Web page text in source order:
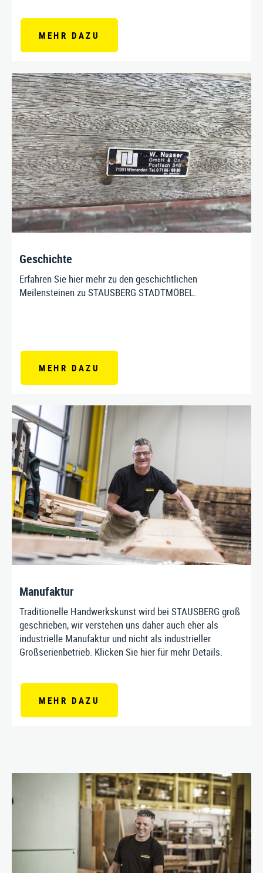
Tel. +43/7258/5711
E‑Mail:
Impressum|Datenschutz|AGB
MEHR DAZU
Geschichte
Erfahren Sie hier mehr zu den geschichtlichen
Meilensteinen zu STAUSBERG STADTMÖBEL.
MEHR DAZU
Manufaktur
Traditionelle Handwerkskunst wird bei STAUSBERG groß
geschrieben, wir verstehen uns daher auch eher als
industrielle Manufaktur und nicht als industrieller
Großserienbetrieb. Klicken Sie hier für mehr Details.
MEHR DAZU